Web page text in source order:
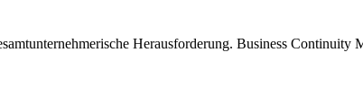
Herausforderung. Business Continuity